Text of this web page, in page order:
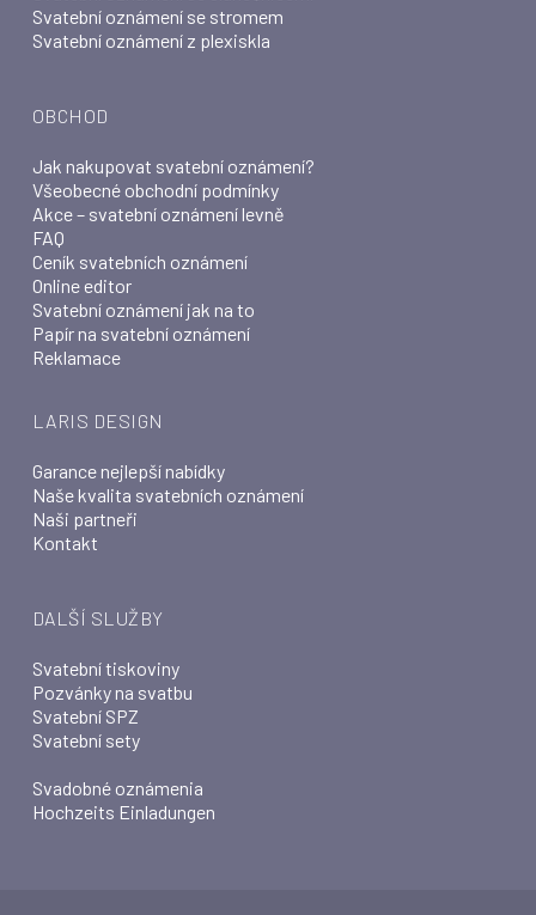
Svatební oznámení se stromem
Svatební oznámení z plexiskla
OBCHOD
Jak nakupovat svatební oznámení?
Všeobecné obchodní podmínky
Akce – svatební oznámení levně
FAQ
Ceník svatebních oznámení
Online editor
Svatební oznámení jak na to
Papír na svatební oznámení
Reklamace
LARIS DESIGN
Garance nejlepší nabídky
Naše kvalita svatebních oznámení
Naši partneři
Kontakt
DALŠÍ SLUŽBY
Svatební tiskoviny
Pozvánky na svatbu
Svatební SPZ
Svatební sety
Svadobné oznámenia
Hochzeits Einladungen